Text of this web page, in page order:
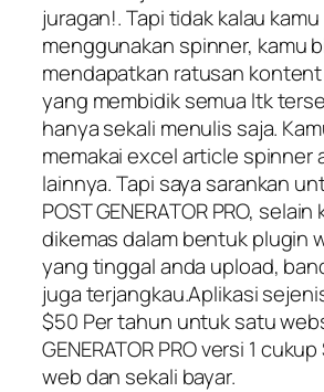
juragan!. Tapi tidak kalau kamu
menggunakan spinner, kamu
mendapatkan ratusan
yang membidik semua ltk
hanya sekali menulis saja.
memakai excel article spinner
lainnya. Tapi saya sarankan
POST GENERATOR PRO,
dikemas dalam bentuk plugin
yang tinggal anda upload,
juga terjangkau.Aplikasi
$50 Per tahun untuk satu
GENERATOR PRO versi 1
web dan sekali bayar.